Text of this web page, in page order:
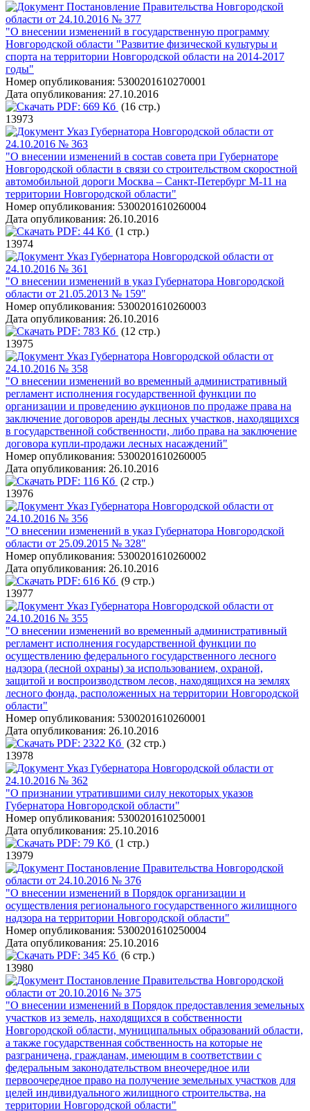
Постановление Правительства Новгородской
области от 24.10.2016 № 377
"О внесении изменений в государственную программу
Новгородской области "Развитие физической культуры и
спорта на территории Новгородской области на 2014-2017
годы"
Номер опубликования: 5300201610270001
Дата опубликования: 27.10.2016
PDF: 669 Кб (16 стр.)
13973
Указ Губернатора Новгородской области от
24.10.2016 № 363
"О внесении изменений в состав совета при Губернаторе
Новгородской области в связи со строительством скоростной
автомобильной дороги Москва – Санкт-Петербург М-11 на
территории Новгородской области"
Номер опубликования: 5300201610260004
Дата опубликования: 26.10.2016
PDF: 44 Кб (1 стр.)
13974
Указ Губернатора Новгородской области от
24.10.2016 № 361
"О внесении изменений в указ Губернатора Новгородской
области от 21.05.2013 № 159"
Номер опубликования: 5300201610260003
Дата опубликования: 26.10.2016
PDF: 783 Кб (12 стр.)
13975
Указ Губернатора Новгородской области от
24.10.2016 № 358
"О внесении изменений во временный административный
регламент исполнения государственной функции по
организации и проведению аукционов по продаже права на
заключение договоров аренды лесных участков, находящихся
в государственной собственности, либо права на заключение
договора купли-продажи лесных насаждений"
Номер опубликования: 5300201610260005
Дата опубликования: 26.10.2016
PDF: 116 Кб (2 стр.)
13976
Указ Губернатора Новгородской области от
24.10.2016 № 356
"О внесении изменений в указ Губернатора Новгородской
области от 25.09.2015 № 328"
Номер опубликования: 5300201610260002
Дата опубликования: 26.10.2016
PDF: 616 Кб (9 стр.)
13977
Указ Губернатора Новгородской области от
24.10.2016 № 355
"О внесении изменений во временный административный
регламент исполнения государственной функции по
осуществлению федерального государственного лесного
надзора (лесной охраны) за использованием, охраной,
защитой и воспроизводством лесов, находящихся на землях
лесного фонда, расположенных на территории Новгородской
области"
Номер опубликования: 5300201610260001
Дата опубликования: 26.10.2016
PDF: 2322 Кб (32 стр.)
13978
Указ Губернатора Новгородской области от
24.10.2016 № 362
"О признании утратившими силу некоторых указов
Губернатора Новгородской области"
Номер опубликования: 5300201610250001
Дата опубликования: 25.10.2016
PDF: 79 Кб (1 стр.)
13979
Постановление Правительства Новгородской
области от 24.10.2016 № 376
"О внесении изменений в Порядок организации и
осуществления регионального государственного жилищного
надзора на территории Новгородской области"
Номер опубликования: 5300201610250004
Дата опубликования: 25.10.2016
PDF: 345 Кб (6 стр.)
13980
Постановление Правительства Новгородской
области от 20.10.2016 № 375
"О внесении изменений в Порядок предоставления земельных
участков из земель, находящихся в собственности
Новгородской области, муниципальных образований области,
а также государственная собственность на которые не
разграничена, гражданам, имеющим в соответствии с
федеральным законодательством внеочередное или
первоочередное право на получение земельных участков для
целей индивидуального жилищного строительства, на
территории Новгородской области"